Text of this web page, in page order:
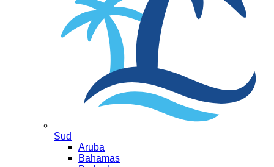
Sud
Aruba
Bahamas